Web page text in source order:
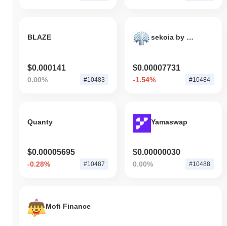
BLAZE
$0.000141
0.00% #10483
sekoia by Virtuals
$0.00007731
-1.54% #10484
Quanty
$0.00005695
-0.28% #10487
Yamaswap
$0.00000030
0.00% #10488
Mofi Finance